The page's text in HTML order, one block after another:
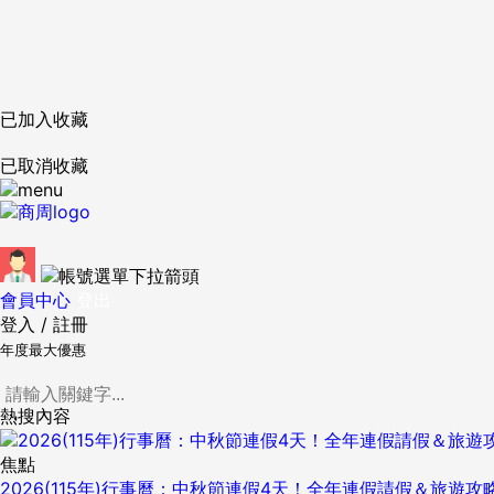
已加入收藏
已取消收藏
會員中心
登入 / 註冊
年度最大優惠
熱搜內容
焦點
2026(115年)行事曆：中秋節連假4天！全年連假請假＆旅遊攻